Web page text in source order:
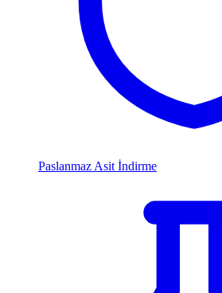
Paslanmaz Asit İndirme